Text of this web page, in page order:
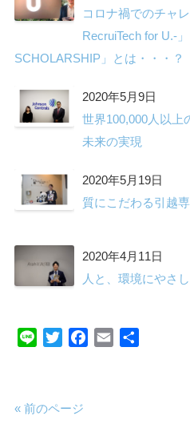
コロナ禍でのチャ
RecruiTech for U.-
SCHOLARSHIP」とは・・・？
2020年5月9日
世界100,000人以上
未来の実現
2020年5月19日
質にこだわる引越
2020年4月11日
人と、環境にやさ
Line TwitterFacebook
Email
« 前のページ